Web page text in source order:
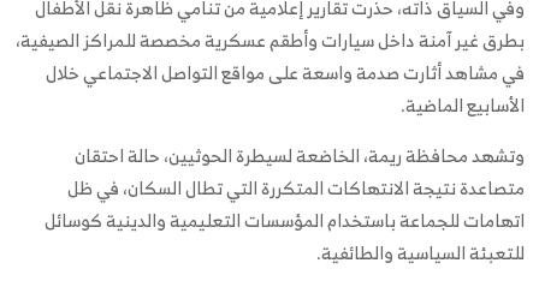
وفي السياق ذاته، حذرت تقارير إعلامية من تنامي ظاهرة نقل الأطفال
بطرق غير آمنة داخل سيارات وأطقم عسكرية مخصصة للمراكز الصيفية،
في مشاهد أثارت صدمة واسعة على مواقع التواصل الاجتماعي خلال
الأسابيع الماضية.
وتشهد محافظة ريمة، الخاضعة لسيطرة الحوثيين، حالة احتقان
متصاعدة نتيجة الانتهاكات المتكررة التي تطال السكان، في ظل
اتهامات للجماعة باستخدام المؤسسات التعليمية والدينية كوسائل
للتعبئة السياسية والطائفية.